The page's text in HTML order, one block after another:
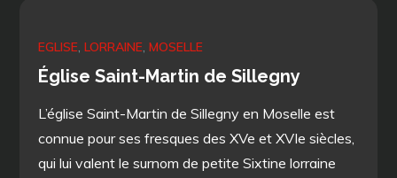
EGLISE LORRAINE MOSELLE
Église Saint-Martin de Sillegny
L’église Saint-Martin de Sillegny en Moselle est
connue pour ses fresques des XVe et XVIe siècles,
qui lui valent le surnom de petite Sixtine lorraine